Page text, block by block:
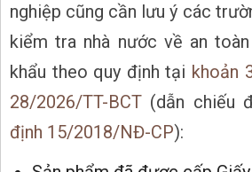
nghiệp cũng cần lưu ý các
kiểm tra nhà nước về an
khẩu theo quy định tại khoản
28/2026/TT-BCT (dẫn chiếu
định 15/2018/NĐ-CP):